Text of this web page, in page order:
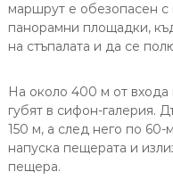
маршрут е обезопасен
панорамни площадки,
на стъпалата и да се
На около 400 м от входа
губят в сифон-галерия.
150 м, а след него по 60-
напуска пещерата и
пещера.